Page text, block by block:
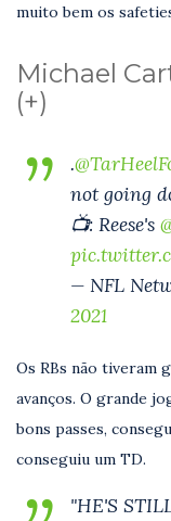
muito bem os
Michael
(+)
.
not going
📺: Reese's
— NFL
2021
Os RBs não tiveram
avanços. O grande
bons passes,
conseguiu um TD.
"HE'S